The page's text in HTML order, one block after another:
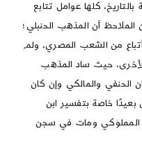
بالتاريخ، كلها عوامل تتابع
الملاحظ أن المذهب الحنبلي؛
من الشعب المصري، ولم
حيث ساد المذهب
الحنفي والمالكي وإن كان
خاصة بتفسير ابن
المملوكي ومات في سجن